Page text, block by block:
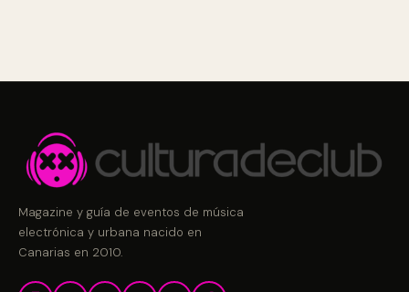
Magazine y guía de eventos de música
electrónica y urbana nacido en
Canarias en 2010.